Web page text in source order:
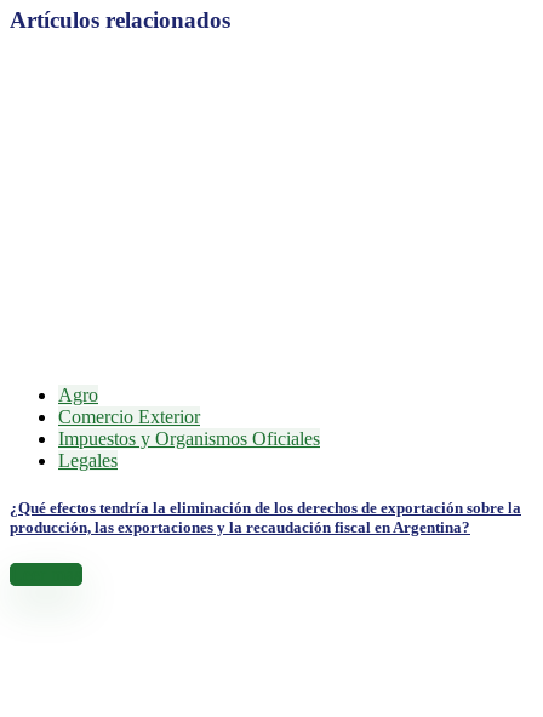
Artículos relacionados
Agro
Comercio Exterior
Impuestos y Organismos Oficiales
Legales
¿Qué efectos tendría la eliminación de los derechos de exportación sobre la
producción, las exportaciones y la recaudación fiscal en Argentina?